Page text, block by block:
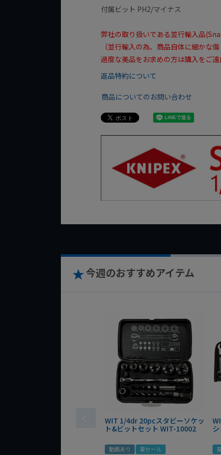
付属ビット PH2/マイナス
弊社の取り扱いである並行輸入品
（並行輸入の為、商品自体に細かな
過度な美品をお求めの方は購入をご
返品特約について
商品についてのお問い合わせ
今週のおすすめアイテム
WIT 1/4dr 20pcスタビーソケッ
ト&ビットセット WIT-10002
動画あり 夏セール